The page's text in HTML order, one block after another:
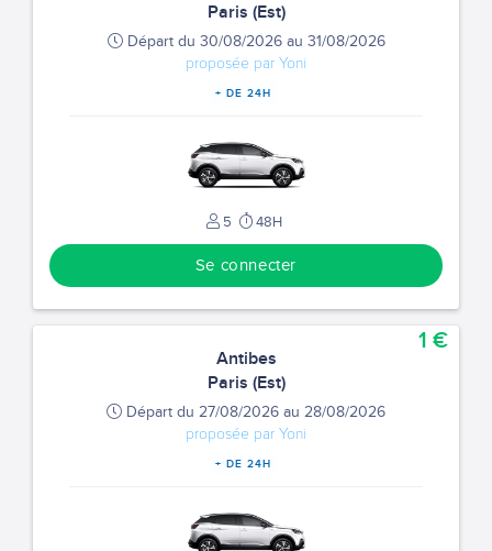
Paris (Est)
Départ du 30/08/2026 au 31/08/2026
proposée par Yoni
+ DE 24H
5 48H
Se connecter
Antibes
Paris (Est)
Départ du 27/08/2026 au 28/08/2026
proposée par Yoni
+ DE 24H
1 €